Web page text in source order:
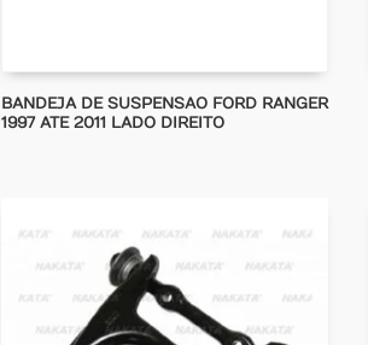
BANDEJA DE SUSPENSAO FORD RANGER
1997 ATE 2011 LADO DIREITO